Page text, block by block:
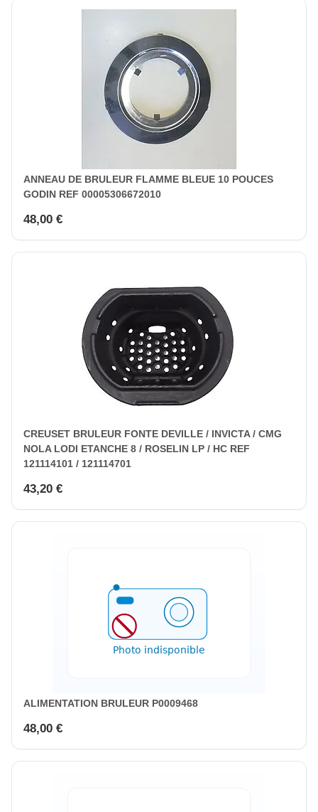
ANNEAU DE BRULEUR FLAMME BLEUE 10 POUCES
GODIN REF 00005306672010
48,00 €
CREUSET BRULEUR FONTE DEVILLE / INVICTA / CMG
NOLA LODI ETANCHE 8 / ROSELIN LP / HC REF
121114101 / 121114701
43,20 €
ALIMENTATION BRULEUR P0009468
48,00 €